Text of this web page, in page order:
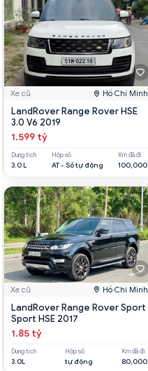
Xe cũ Hồ Chí Minh
LandRover Range Rover HSE
3.0 V6 2019
1.599 tỷ
Dung tích
3.0 L
Hộp số
AT - Số tự động
Km đã đi
100,000
Xe cũ Hồ Chí Minh
LandRover Range Rover Sport
Sport HSE 2017
1.85 tỷ
Dung tích
3.0L
Hộp số
tự động
Km đã đi
80,000